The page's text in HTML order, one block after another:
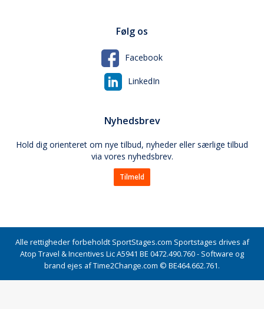
Følg os
Facebook
LinkedIn
Nyhedsbrev
Hold dig orienteret om nye tilbud, nyheder eller særlige tilbud
via vores nyhedsbrev.
Tilmeld
Alle rettigheder forbeholdt SportStages.com Sportstages drives af
Atop Travel & Incentives Lic A5941 BE 0472.490.760 - Software og
brand ejes af Time2Change.com © BE464.662.761.